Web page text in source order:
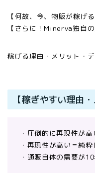
【何故、今、物販が稼げる
【さらに！Minerva独自の
稼げる理由・メリット・
【稼ぎやすい理由・
・圧倒的に再現性が高
・再現性が高い＝純
・通販自体の需要が